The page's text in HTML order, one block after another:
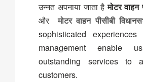
उन्नत अपनाया जाता हैमोटर वाहन
और
मोटर वाहन पीसीबी
sophisticated
management enable
outstanding services to
customers.